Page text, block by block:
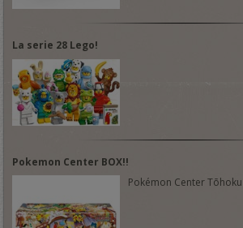
La serie 28 Lego!
Pokemon Center BOX!!
Pokémon Center